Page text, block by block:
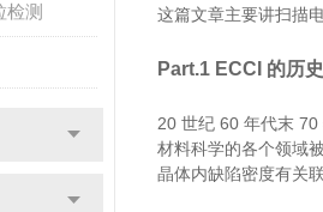
检测
这篇文章主要讲扫描
Part.1 ECCI 的历史
20 世纪 60 年代末
材料科学的各个领域
晶体内缺陷密度有关